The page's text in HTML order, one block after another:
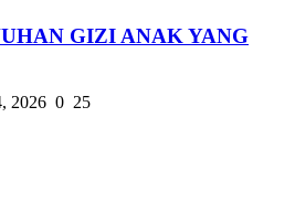
GIZI ANAK YANG
2026 0 25